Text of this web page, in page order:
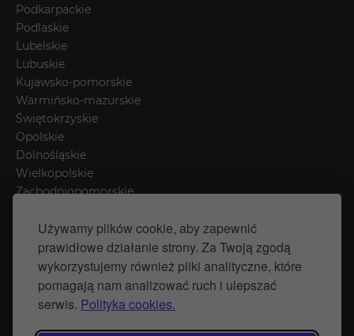
Używamy plików cookie, aby zapewnić
prawidłowe działanie strony. Za Twoją zgodą
wykorzystujemy również pliki analityczne, które
pomagają nam analizować ruch i ulepszać
serwis. Polityka cookies.
Podkarpackie
Podlaskie
Lubelskie
Lubuskie
Kujawsko-pomorskie
Warmińsko-mazurskie
Świętokrzyskie
Opolskie
Dolnośląskie
Wielkopolskie
Zachodniopomorskie
Mazowieckie
Śląskie
Polityka prywatności
Polityka Cookies
Strona stworzona przez Naprawimyfirme.pl